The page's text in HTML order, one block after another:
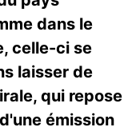
dans le
celle-ci se
laisser de
qui repose
émission